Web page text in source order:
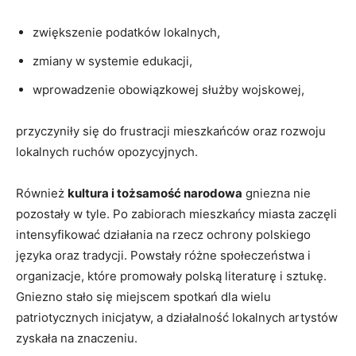
zwiększenie podatków lokalnych,
zmiany w systemie edukacji,
wprowadzenie obowiązkowej służby wojskowej,
przyczyniły się do frustracji mieszkańców oraz rozwoju
lokalnych ruchów opozycyjnych.
Również kultura i tożsamość narodowa gniezna nie
pozostały w tyle. Po zabiorach mieszkańcy miasta zaczęli
intensyfikować działania na rzecz ochrony polskiego
języka oraz tradycji. Powstały różne społeczeństwa i
organizacje, które promowały polską literaturę i sztukę.
Gniezno stało się miejscem spotkań dla wielu
patriotycznych inicjatyw, a działalność lokalnych artystów
zyskała na znaczeniu.